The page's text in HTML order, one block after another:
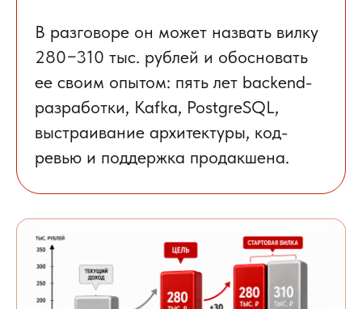
В разговоре он может назвать вилку
280−310 тыс. рублей и обосновать
ее своим опытом: пять лет backend-
разработки, Kafka, PostgreSQL,
выстраивание архитектуры, код-
ревью и поддержка продакшена.